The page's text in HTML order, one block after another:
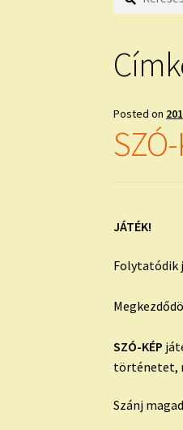
Posted on
JÁTÉK!
Folytatódik
SZÓ-KÉP
történetet,
Szánj